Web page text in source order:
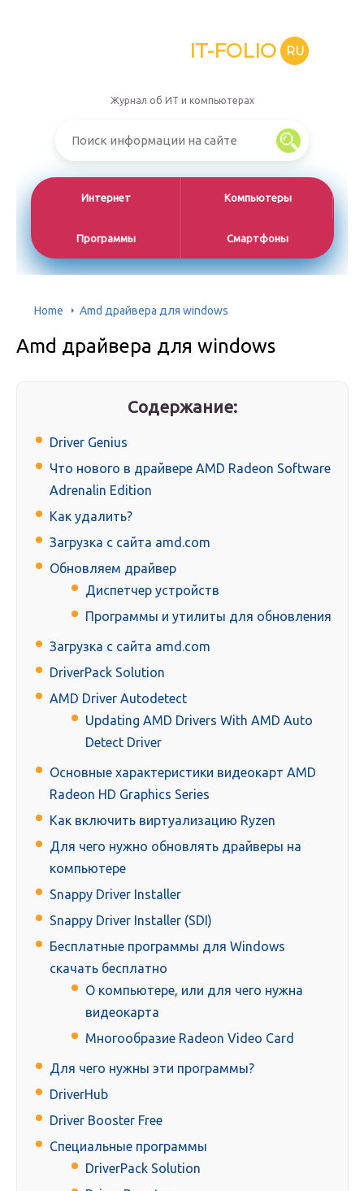
IT-FOLIO RU
Журнал об ИТ и компьютерах
Интернет Компьютеры
Программы Смартфоны
Home Amd драйвера для windows
Amd драйвера для windows
Содержание:
Driver Genius
Что нового в драйвере AMD Radeon Software
Adrenalin Edition
Как удалить?
Загрузка с сайта amd.com
Обновляем драйвер
Диспетчер устройств
Программы и утилиты для обновления
Загрузка с сайта amd.com
DriverPack Solution
AMD Driver Autodetect
Updating AMD Drivers With AMD Auto
Detect Driver
Основные характеристики видеокарт AMD
Radeon HD Graphics Series
Как включить виртуализацию Ryzen
Для чего нужно обновлять драйверы на
компьютере
Snappy Driver Installer
Snappy Driver Installer (SDI)
Бесплатные программы для Windows
скачать бесплатно
О компьютере, или для чего нужна
видеокарта
Многообразие Radeon Video Card
Для чего нужны эти программы?
DriverHub
Driver Booster Free
Специальные программы
DriverPack Solution